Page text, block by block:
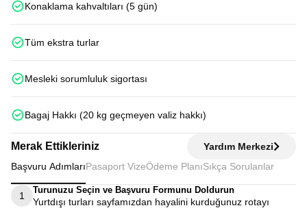
Konaklama kahvaltıları (5 gün)
Tüm ekstra turlar
Mesleki sorumluluk sigortası
Bagaj Hakkı (20 kg geçmeyen valiz hakkı)
Merak Ettikleriniz
Yardım Merkezi
Başvuru AdımlarıPasaport VizeÖdeme Planı Sıkça Sorulanlar
1
Turunuzu Seçin ve Başvuru Formunu Doldurun
Yurtdışı turları sayfamızdan hayalini kurduğunuz rotayı